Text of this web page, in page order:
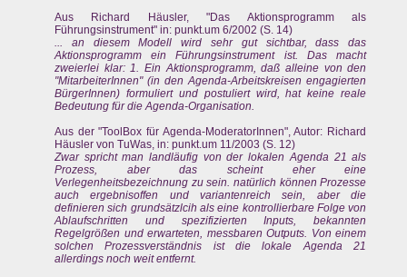
Aus Richard Häusler, "Das Aktionsprogramm als
Führungsinstrument" in: punkt.um 6/2002 (S. 14)
... an diesem Modell wird sehr gut sichtbar, dass das
Aktionsprogramm ein Führungsinstrument ist. Das macht
zweierlei klar: 1. Ein Aktionsprogramm, daß alleine von den
"MitarbeiterInnen" (in den Agenda-Arbeitskreisen engagierten
BürgerInnen) formuliert und postuliert wird, hat keine reale
Bedeutung für die Agenda-Organisation.
Aus der "ToolBox für Agenda-ModeratorInnen", Autor: Richard
Häusler von TuWas, in: punkt.um 11/2003 (S. 12)
Zwar spricht man landläufig von der lokalen Agenda 21 als
Prozess, aber das scheint eher eine
Verlegenheitsbezeichnung zu sein. natürlich können Prozesse
auch ergebnisoffen und variantenreich sein, aber die
definieren sich grundsätzlcih als eine kontrollierbare Folge von
Ablaufschritten und spezifizierten Inputs, bekannten
Regelgrößen und erwarteten, messbaren Outputs. Von einem
solchen Prozessverständnis ist die lokale Agenda 21
allerdings noch weit entfernt.